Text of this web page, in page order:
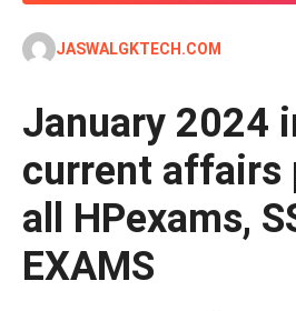
JASWALGKTECH.COM
January 2024
current affairs
all HPexams,
EXAMS